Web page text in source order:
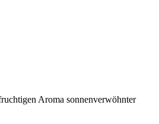
Aroma sonnenverwöhnter